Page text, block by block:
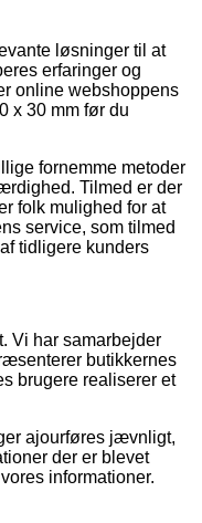
løsninger til at
erfaringer og
online webshoppens
x 30 mm før du
fornemme metoder
Tilmed er der
folk mulighed for at
service, som tilmed
tidligere kunders
Vi har samarbejder
butikkernes
brugere realiserer et
ajourføres jævnligt,
der er blevet
informationer.